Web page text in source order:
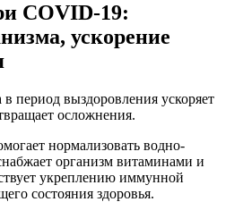
COVID-19:
ускорение
период выздоровления ускоряет
осложнения.
нормализовать водно-
организм витаминами и
укреплению иммунной
состояния здоровья.